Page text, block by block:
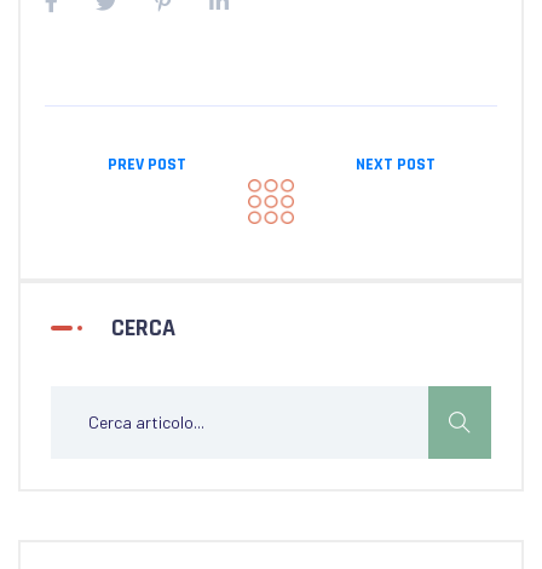
PREV POST NEXT POST
CERCA